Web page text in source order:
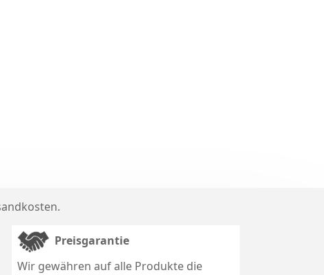
.
Preisgarantie
Wir gewähren auf alle Produkte die